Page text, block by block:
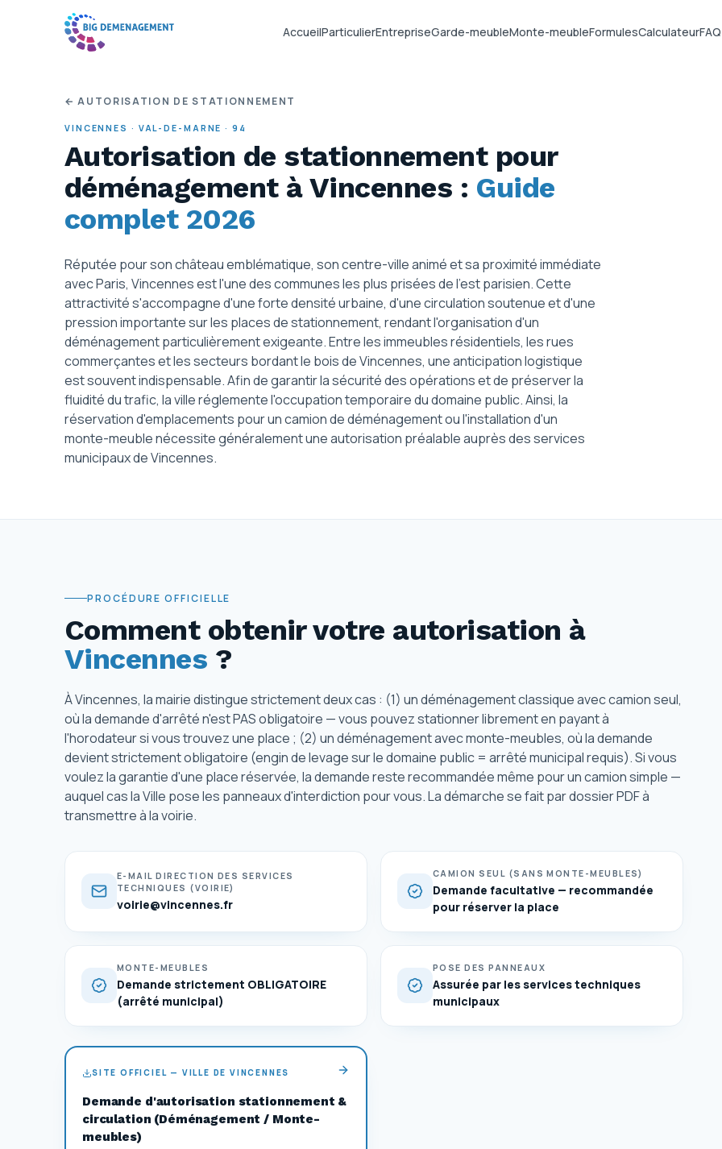
AccueilParticulierEntrepriseGarde-meubleMonte-meubleFormulesCalculateurFAQ
← AUTORISATION DE STATIONNEMENT
VINCENNES · VAL-DE-MARNE ·94
Autorisation de stationnement pour
déménagement à Vincennes : Guide
complet 2026
Réputée pour son château emblématique, son centre-ville animé et sa proximité immédiate
avec Paris, Vincennes est l'une des communes les plus prisées de l'est parisien. Cette
attractivité s'accompagne d'une forte densité urbaine, d'une circulation soutenue et d'une
pression importante sur les places de stationnement, rendant l'organisation d'un
déménagement particulièrement exigeante. Entre les immeubles résidentiels, les rues
commerçantes et les secteurs bordant le bois de Vincennes, une anticipation logistique
est souvent indispensable. Afin de garantir la sécurité des opérations et de préserver la
fluidité du trafic, la ville réglemente l'occupation temporaire du domaine public. Ainsi, la
réservation d'emplacements pour un camion de déménagement ou l'installation d'un
monte-meuble nécessite généralement une autorisation préalable auprès des services
municipaux de Vincennes.
PROCÉDURE OFFICIELLE
Comment obtenir votre autorisation à
Vincennes ?
À Vincennes, la mairie distingue strictement deux cas : (1) un déménagement classique avec camion seul,
où la demande d'arrêté n'est PAS obligatoire — vous pouvez stationner librement en payant à
l'horodateur si vous trouvez une place ; (2) un déménagement avec monte-meubles, où la demande
devient strictement obligatoire (engin de levage sur le domaine public = arrêté municipal requis). Si vous
voulez la garantie d'une place réservée, la demande reste recommandée même pour un camion simple —
auquel cas la Ville pose les panneaux d'interdiction pour vous. La démarche se fait par dossier PDF à
transmettre à la voirie.
E-MAIL DIRECTION DES SERVICES
TECHNIQUES (VOIRIE)
voirie@vincennes.fr
CAMION SEUL (SANS MONTE-MEUBLES)
Demande facultative — recommandée
pour réserver la place
MONTE-MEUBLES
Demande strictement OBLIGATOIRE
(arrêté municipal)
POSE DES PANNEAUX
Assurée par les services techniques
municipaux
SITE OFFICIEL — VILLE DE VINCENNES
Demande d'autorisation stationnement &
circulation (Déménagement / Monte-
meubles)